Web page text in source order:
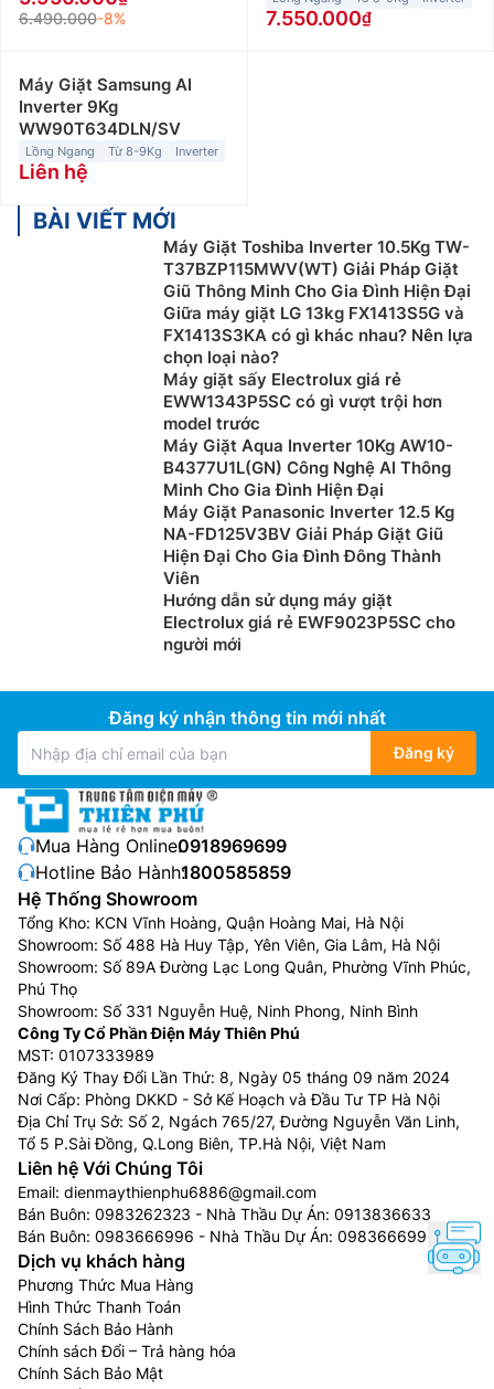
6.490.000-8% 7.550.000
Máy Giặt Samsung AI
Inverter 9Kg
WW90T634DLN/SV
Lồng Ngang Từ 8-9Kg Inverter
Liên hệ
BÀI VIẾT MỚI
Máy Giặt Toshiba Inverter 10.5Kg TW-
T37BZP115MWV(WT) Giải Pháp Giặt
Giũ Thông Minh Cho Gia Đình Hiện Đại
Giữa máy giặt LG 13kg FX1413S5G và
FX1413S3KA có gì khác nhau? Nên lựa
chọn loại nào?
Máy giặt sấy Electrolux giá rẻ
EWW1343P5SC có gì vượt trội hơn
model trước
Máy Giặt Aqua Inverter 10Kg AW10-
B4377U1L(GN) Công Nghệ AI Thông
Minh Cho Gia Đình Hiện Đại
Máy Giặt Panasonic Inverter 12.5 Kg
NA-FD125V3BV Giải Pháp Giặt Giũ
Hiện Đại Cho Gia Đình Đông Thành
Viên
Hướng dẫn sử dụng máy giặt
Electrolux giá rẻ EWF9023P5SC cho
người mới
Đăng ký nhận thông tin mới nhất
Đăng ký
Mua Hàng Online:0918969699
Hotline Bảo Hành:1800585859
Hệ Thống Showroom
Tổng Kho: KCN Vĩnh Hoàng, Quận Hoàng Mai, Hà Nội
Showroom: Số 488 Hà Huy Tập, Yên Viên, Gia Lâm, Hà Nội
Showroom: Số 89A Đường Lạc Long Quân, Phường Vĩnh Phúc,
Phú Thọ
Showroom: Số 331 Nguyễn Huệ, Ninh Phong, Ninh Bình
Công Ty Cổ Phần Điện Máy Thiên Phú
MST: 0107333989
Đăng Ký Thay Đổi Lần Thứ: 8, Ngày 05 tháng 09 năm 2024
Nơi Cấp: Phòng DKKD - Sở Kế Hoạch và Đầu Tư TP Hà Nội
Địa Chỉ Trụ Sở: Số 2, Ngách 765/27, Đường Nguyễn Văn Linh,
Tổ 5 P.Sài Đồng, Q.Long Biên, TP.Hà Nội, Việt Nam
Liên hệ Với Chúng Tôi
Email: dienmaythienphu6886@gmail.com
Bán Buôn: 0983262323 - Nhà Thầu Dự Án: 0913836633
Bán Buôn: 0983666996 - Nhà Thầu Dự Án: 0983666996
Dịch vụ khách hàng
Phương Thức Mua Hàng
Hình Thức Thanh Toán
Chính Sách Bảo Hành
Chính sách Đổi – Trả hàng hóa
Chính Sách Bảo Mật